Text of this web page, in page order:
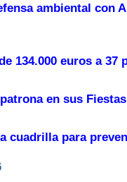
ambiental con
134.000 euros a 37
en sus
cuadrilla para